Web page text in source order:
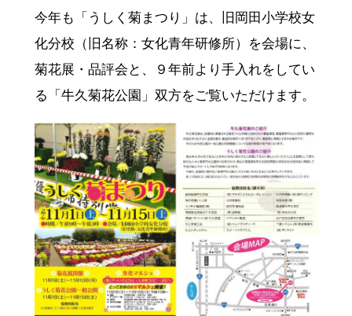
今年も「うしく菊まつり」は、旧岡田小学校女
化分校（旧名称：女化青年研修所）を会場に、
菊花展・品評会と、９年前より手入れをしてい
る「牛久菊花公園」双方をご覧いただけます。